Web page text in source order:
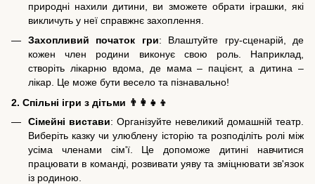
природні нахили дитини, ви зможете обрати іграшки, які
викличуть у неї справжнє захоплення.
Захопливий початок гри: Влаштуйте гру-сценарій, де
кожен член родини виконує свою роль. Наприклад,
створіть лікарню вдома, де мама – пацієнт, а дитина –
лікар. Це може бути весело та пізнавально!
2. Спільні ігри з дітьми 👨‍👩‍👧‍👦
Сімейні вистави: Організуйте невеликий домашній театр.
Виберіть казку чи улюблену історію та розподіліть ролі між
усіма членами сім'ї. Це допоможе дитині навчитися
працювати в команді, розвивати уяву та зміцнювати зв'язок
із родиною.